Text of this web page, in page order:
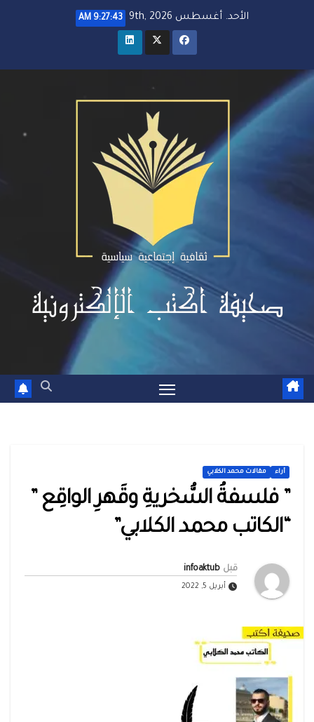
الأحد. أغسطس 9th, 2026 9:27:44 AM
أراء مقالات محمد الكلابي
” فلسفةُ السُّخريةِ وقَهرِ الواقِع ”
“الكاتب محمد الكلابي”
قبل infoaktub
أبريل 5, 2022